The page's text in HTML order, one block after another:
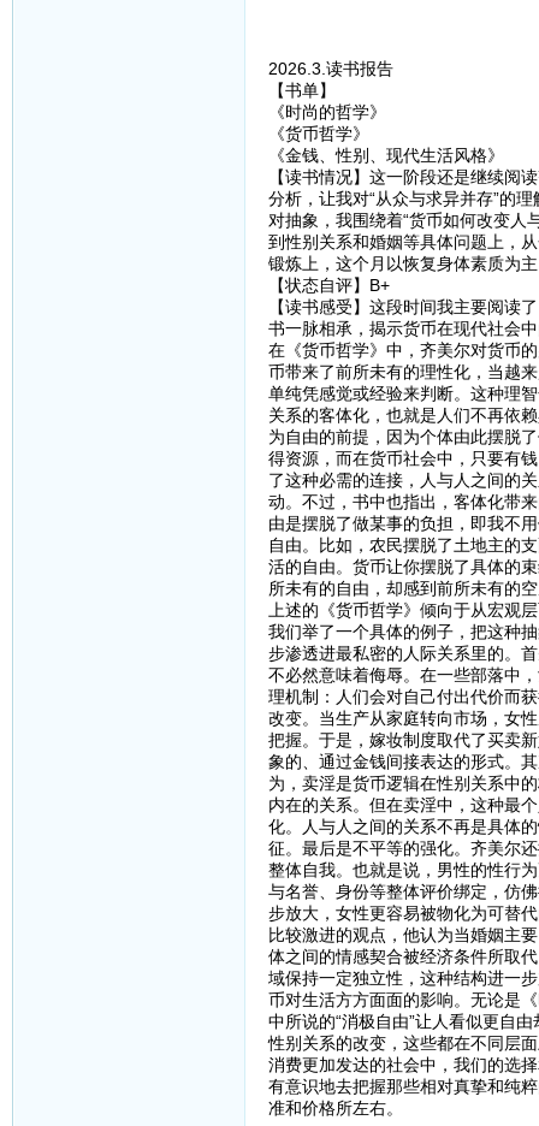
2026.3.读书报告
【书单】
《时尚的哲学》
《货币哲学》
《金钱、性别、现代生活风格》
【读书情况】这一阶段还是继续阅
分析，让我对“从众与求异并存”的
对抽象，我围绕着“货币如何改变人
到性别关系和婚姻等具体问题上，
锻炼上，这个月以恢复身体素质为
【状态自评】B+
【读书感受】这段时间我主要阅读
书一脉相承，揭示货币在现代社会
在《货币哲学》中，齐美尔对货币
币带来了前所未有的理性化，当越
单纯凭感觉或经验来判断。这种理
关系的客体化，也就是人们不再依
为自由的前提，因为个体由此摆脱
得资源，而在货币社会中，只要有
了这种必需的连接，人与人之间的
动。不过，书中也指出，客体化带
由是摆脱了做某事的负担，即我不
自由。比如，农民摆脱了土地主的
活的自由。货币让你摆脱了具体的
所未有的自由，却感到前所未有的
上述的《货币哲学》倾向于从宏观
我们举了一个具体的例子，把这种
步渗透进最私密的人际关系里的。
不必然意味着侮辱。在一些部落中
理机制：人们会对自己付出代价而
改变。当生产从家庭转向市场，女
把握。于是，嫁妆制度取代了买卖
象的、通过金钱间接表达的形式。
为，卖淫是货币逻辑在性别关系中
内在的关系。但在卖淫中，这种最
化。人与人之间的关系不再是具体
征。最后是不平等的强化。齐美尔
整体自我。也就是说，男性的性行
与名誉、身份等整体评价绑定，仿
步放大，女性更容易被物化为可替
比较激进的观点，他认为当婚姻主
体之间的情感契合被经济条件所取
域保持一定独立性，这种结构进一
币对生活方方面面的影响。无论是
中所说的“消极自由”让人看似更自
性别关系的改变，这些都在不同层
消费更加发达的社会中，我们的选
有意识地去把握那些相对真挚和纯
准和价格所左右。